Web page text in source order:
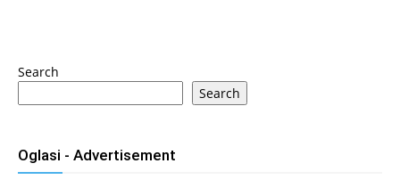
Search
Search
Oglasi - Advertisement